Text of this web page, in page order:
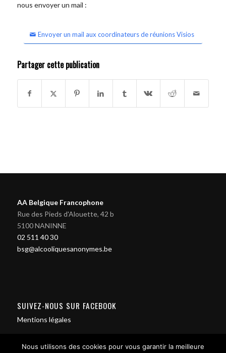
nous envoyer un mail :
Envoyer un mail aux coordinateurs de réunions Visios
Partager cette publication
AA Belgique Francophone
Rue des Pieds d'Alouette, 42 b
5100 NANINNE
02 511 40 30
bsg@alcooliquesanonymes.be
SUIVEZ-NOUS SUR FACEBOOK
Mentions légales
Nous utilisons des cookies pour vous garantir la meilleure